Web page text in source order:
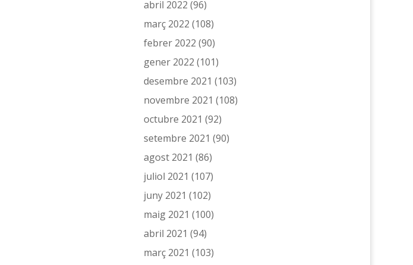
abril 2022 (96)
març 2022 (108)
febrer 2022 (90)
gener 2022 (101)
desembre 2021 (103)
novembre 2021 (108)
octubre 2021 (92)
setembre 2021 (90)
agost 2021 (86)
juliol 2021 (107)
juny 2021 (102)
maig 2021 (100)
abril 2021 (94)
març 2021 (103)